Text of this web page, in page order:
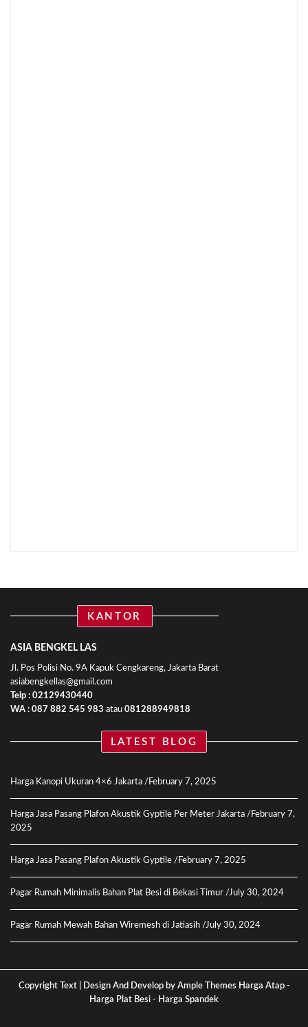
KANTOR
ASIA BENGKEL LAS
Jl. Pos Polisi No. 9A Kapuk Cengkareng, Jakarta Barat
asiabengkellas@gmail.com
Telp : 02129430440
WA : 087 882 545 983 atau 081288949818
LATEST BLOG
Harga Kanopi Ukuran 4×6 Jakarta February 7, 2025
Harga Jasa Pasang Plafon Akustik Gyptile Per Meter Jakarta
February 7,
2025
Harga Jasa Pasang Plafon Akustik Gyptile February 7, 2025
Pagar Rumah Minimalis Bahan Plat Besi di Bekasi Timur July 30, 2024
Pagar Rumah Mewah Bahan Wiremesh di Jatiasih July 30, 2024
Copyright Text | Design And Develop by Ample Themes Harga Atap-
Harga Plat Besi - Harga Spandek